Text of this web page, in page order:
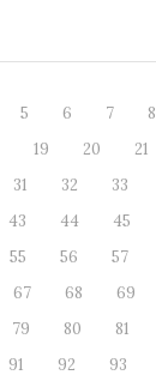
5 6 7 8
19 20 21
31 32 33
43 44 45
55 56 57
67 68 69
79 80 81
91 92 93